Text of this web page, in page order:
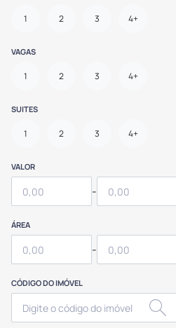
1 2 3 4+
VAGAS
1 2 3 4+
SUITES
1 2 3 4+
VALOR
-
ÁREA
-
CÓDIGO DO IMÓVEL